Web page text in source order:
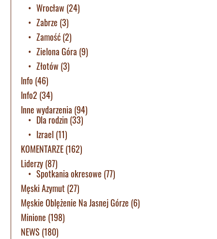
Wrocław (24)
Zabrze (3)
Zamość(2)
Zielona Góra (9)
Złotów (3)
Info (46)
Info2 (34)
Inne wydarzenia (94)
Dla rodzin (33)
Izrael (11)
KOMENTARZE(162)
Liderzy(87)
Spotkania okresowe (77)
Męski Azymut (27)
Męskie Oblężenie Na Jasnej Górze (6)
Minione (198)
NEWS (180)